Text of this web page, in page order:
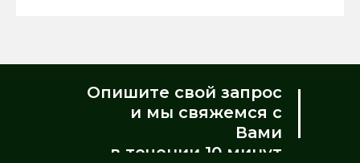
Опишите свой запрос
и мы свяжемся с
Вами
в течении 10 минут